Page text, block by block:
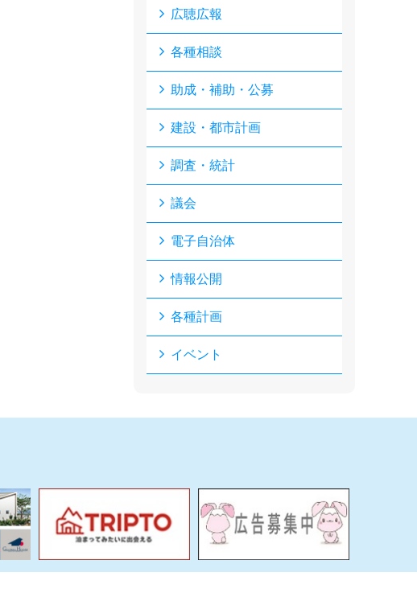
広聴広報
各種相談
助成・補助・公募
建設・都市計画
調査・統計
議会
電子自治体
情報公開
各種計画
イベント